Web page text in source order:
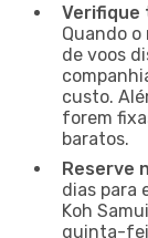
Verifique
Quando
de voos
custo.
forem
baratos.
Reserve
dias para
Koh
quinta-